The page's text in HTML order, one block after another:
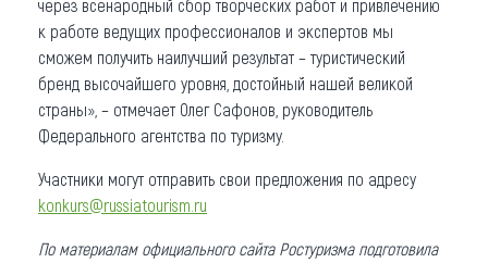
через всенародный сбор творческих работ и привлечению
к работе ведущих профессионалов и экспертов мы
сможем получить наилучший результат – туристический
бренд высочайшего уровня, достойный нашей великой
страны», – отмечает Олег Сафонов, руководитель
Федерального агентства по туризму.
Участники могут отправить свои предложения по адресу
konkurs@russiatourism.ru
По материалам официального сайта Ростуризма подготовила